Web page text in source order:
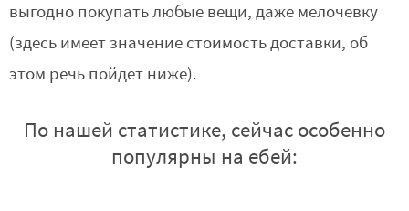
выгодно покупать любые вещи, даже мелочевку
(здесь имеет значение стоимость доставки, об
этом речь пойдет ниже).
По нашей статистике, сейчас особенно
популярны на ебей: